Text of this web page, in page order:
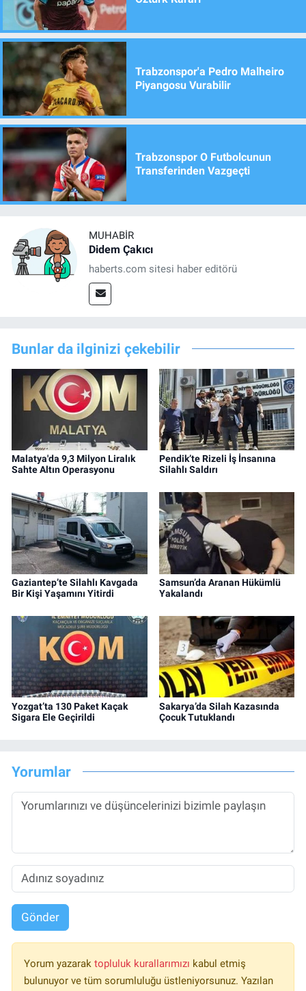
Trabzonspor'a Pedro Malheiro
Piyangosu Vurabilir
Trabzonspor O Futbolcunun
Transferinden Vazgeçti
MUHABIR
Didem Çakıcı
haberts.com sitesi haber editörü
Bunlar da ilginizi çekebilir
Malatya'da 9,3 Milyon Liralık
Sahte Altın Operasyonu
Pendik’te Rizeli İş İnsanına
Silahlı Saldırı
Gaziantep’te Silahlı Kavgada
Bir Kişi Yaşamını Yitirdi
Samsun’da Aranan Hükümlü
Yakalandı
Yozgat’ta 130 Paket Kaçak
Sigara Ele Geçirildi
Sakarya’da Silah Kazasında
Çocuk Tutuklandı
Yorumlar
Gönder
Yorum yazarak topluluk kurallarımızı kabul etmiş
bulunuyor ve tüm sorumluluğu üstleniyorsunuz. Yazılan